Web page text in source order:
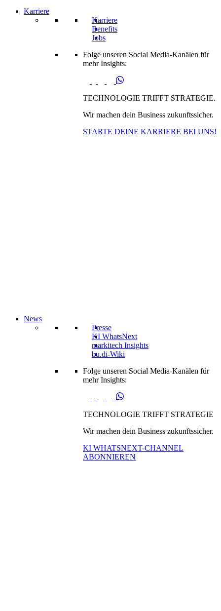
Karriere
Karriere
Benefits
Jobs
Folge unseren Social Media-Kanälen für
mehr Insights:
TECHNOLOGIE TRIFFT STRATEGIE.
Wir machen dein Business zukunftssicher.
STARTE DEINE KARRIERE BEI UNS!
News
Presse
KI WhatsNext
markitech Insights
bu.di-Wiki
Folge unseren Social Media-Kanälen für
mehr Insights:
TECHNOLOGIE TRIFFT STRATEGIE
Wir machen dein Business zukunftssicher.
KI WHATSNEXT-CHANNEL
ABONNIEREN